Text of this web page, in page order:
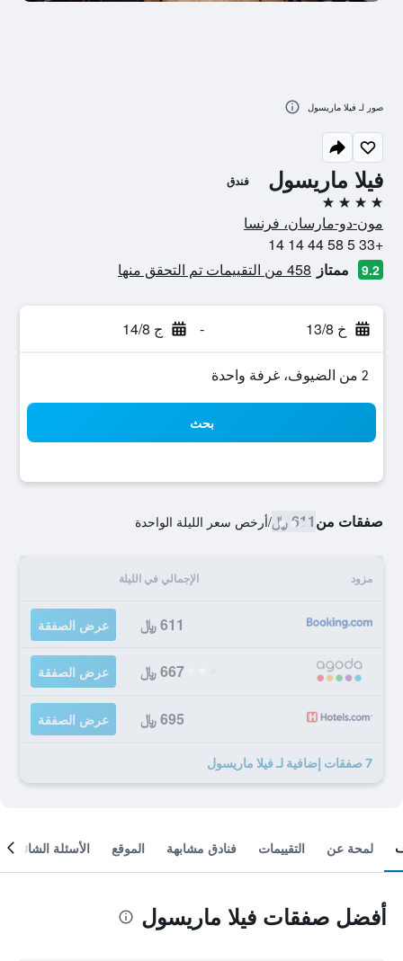
فيلا ماريسول فندق
4 نجوم
مون-دو-مارسان، فرنسا
+33 5 58 44 14 14
9.2 ممتاز 458 من التقييمات تم التحقق منها
خ 13/8 - ج 14/8
2 من الضيوف، غرفة واحدة
بحث
صفقات من611 ﷼ /أرخص سعر الليلة الواحدة
مزود الإجمالي في الليلة
611 ﷼ عرض الصفقة
667 ﷼ عرض الصفقة
695 ﷼ عرض الصفقة
7 صفقات إضافية لـ فيلا ماريسول
صور لـ فيلا ماريسول
لمحة عن التقييمات فنادق مشابهة الموقع الأسئلة الشائعة
أفضل صفقات فيلا ماريسول